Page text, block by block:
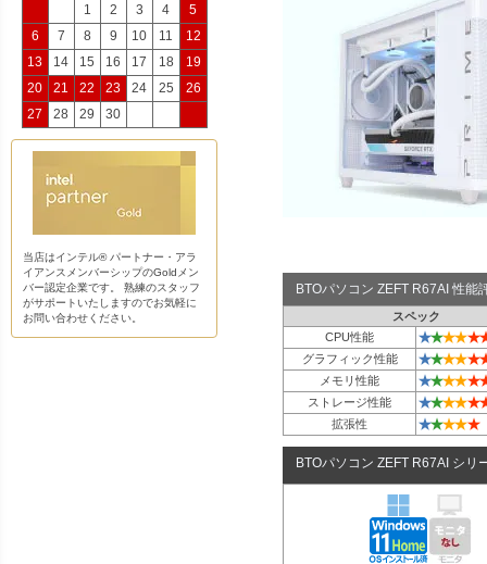
BTOパソコン ZEFT R67AI 性能
スペック
CPU性能
★★★★★
グラフィック性能 ★★★★★
メモリ性能 ★★★★★
ストレージ性能 ★★★★★
拡張性 ★★★★★
BTOパソコン ZEFT R67AI シリ
1
2 3 4
5
6
7 8 9 10 11
12
13
14 15 16 17 18
19
20
21 22 23 24 25
26
27
28 29 30
当店はインテル® パートナー・アラ
イアンスメンバーシップのGoldメン
バー認定企業です。 熟練のスタッフ
がサポートいたしますのでお気軽に
お問い合わせください。